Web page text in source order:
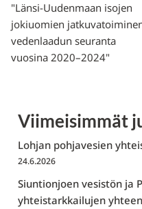
"Länsi-Uudenmaan isojen
jokiuomien
vedenlaadun seuranta
vuosina 2020–2024"
Viimeisimmät
Lohjan pohjavesien
24.6.2026
Siuntionjoen vesistön ja
yhteistarkkailujen